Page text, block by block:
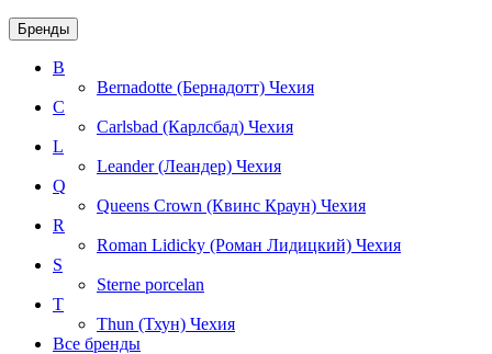
Бренды
B
Bernadotte (Бернадотт) Чехия
C
Carlsbad (Карлсбад) Чехия
L
Leander (Леандер) Чехия
Q
Queens Crown (Квинс Краун) Чехия
R
Roman Lidicky (Роман Лидицкий) Чехия
S
Sterne porcelan
T
Thun (Тхун) Чехия
Все бренды